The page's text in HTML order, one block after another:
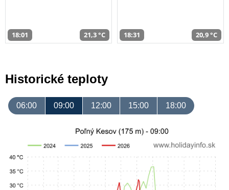
18:01 21,3 °C 18:31 20,9 °C
Historické teploty
06:00 09:00 12:00 15:00 18:00